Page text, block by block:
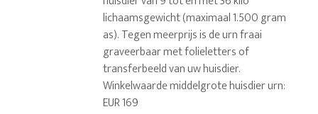
lichaamsgewicht (maximaal 1.500 gram
as). Tegen meerprijs is de urn fraai
graveerbaar met folieletters of
transferbeeld van uw huisdier.
Winkelwaarde middelgrote huisdier urn:
EUR 169